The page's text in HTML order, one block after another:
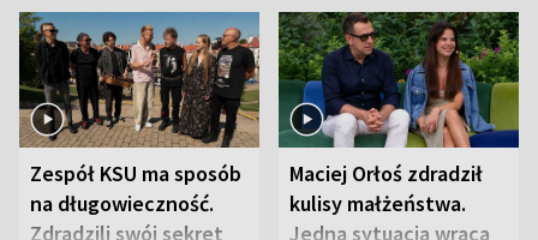
Zespół KSU ma sposób
na długowieczność.
Zdradzili swój sekret
Maciej Orłoś zdradził
kulisy małżeństwa.
Jedna sytuacja wraca